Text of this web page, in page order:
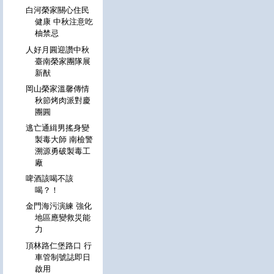
白河榮家關心住民
健康 中秋注意吃
柚禁忌
人好月圓迎讚中秋
臺南榮家團隊展
新猷
岡山榮家溫馨傳情
秋節烤肉派對慶
團圓
逃亡通緝男搖身變
製毒大師 南檢警
溯源勇破製毒工
廠
啤酒該喝不該
喝？！
金門海污演練 強化
地區應變救災能
力
頂林路仁堡路口 行
車管制號誌即日
啟用